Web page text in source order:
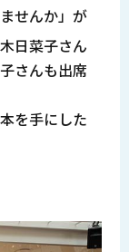
せんか」が
日菜子さん
さんも出席
を手にした